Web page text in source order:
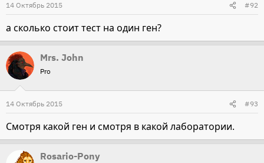
14 Октябрь 2015 #92
а сколько стоит тест на один ген?
Mrs. John
Pro
14 Октябрь 2015 #93
Смотря какой ген и смотря в какой лаборатории.
Rosario-Pony